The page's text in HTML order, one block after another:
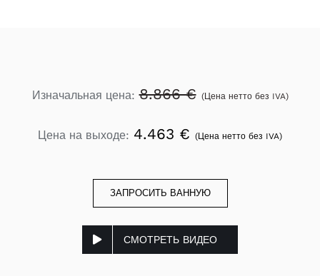
Изначальная цена: 8.866 € (Цена нетто без IVA)
Цена на выходе: 4.463 € (Цена нетто без IVA)
ЗАПРОСИТЬ ВАННУЮ
СМОТРЕТЬ ВИДЕО